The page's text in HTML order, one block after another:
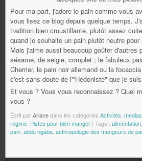
Pour ma part, j'adore le pain comme vous
vous lisez ce blog depuis quelque temps.
tradition bien croustillante, plutôt assez
quand je souhaite un pain plutôt neutre
Mais j'aime aussi beaucoup goûter d'autres
sésame, de seigle, complet ; le fabuleux
Cherrier, le pain noir allemand ou la
c'est sans doute de l'"Hédoniste" que je
Et vous ? Vous vous reconnaissez ? Quel
vous ?
Écrit parArianedans les catégories Activités,
régime Pistes pour bien manger | Tags : alimentation
pain abdu ngaba anthropologie des mangeurs de